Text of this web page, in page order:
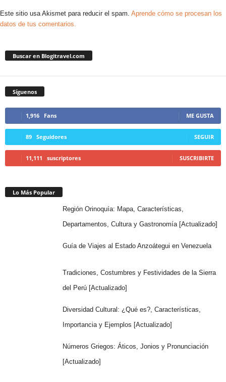
Este sitio usa Akismet para reducir el spam. Aprende cómo se procesan los
datos de tus comentarios.
Buscar en Blogitravel.com
Síguenos
1,916 Fans ME GUSTA
89 Seguidores SEGUIR
11,111 suscriptores SUSCRIBIRTE
Lo Más Popular
Región Orinoquía: Mapa, Características,
Departamentos, Cultura y Gastronomía [Actualizado]
Guía de Viajes al Estado Anzoátegui en Venezuela
Tradiciones, Costumbres y Festividades de la Sierra
del Perú [Actualizado]
Diversidad Cultural: ¿Qué es?, Características,
Importancia y Ejemplos [Actualizado]
Números Griegos: Áticos, Jonios y Pronunciación
[Actualizado]